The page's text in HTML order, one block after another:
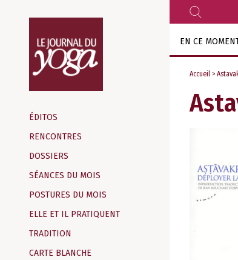
d‘information
indépendant
ÉDITOS
RENCONTRES
DOSSIERS
SÉANCES DU MOIS
POSTURES DU MOIS
ELLE ET IL PRATIQUENT
TRADITION
CARTE BLANCHE
EN CE
Accueil >